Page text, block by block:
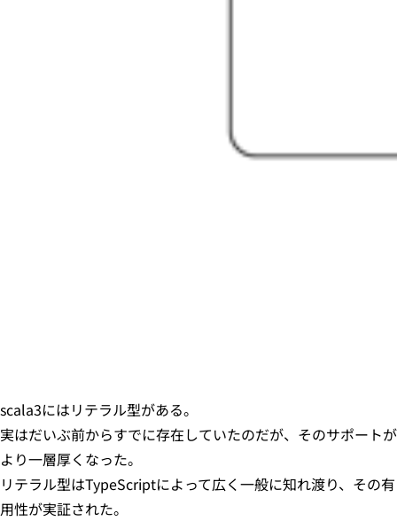
scala3にはリテラル型がある。
実はだいぶ前からすでに存在していたのだが、そのサポートが
より一層厚くなった。
リテラル型はTypeScriptによって広く一般に知れ渡り、その有
用性が実証された。